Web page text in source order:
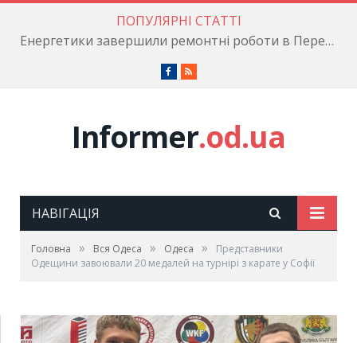
ПОПУЛЯРНІ СТАТТІ
Енергетики завершили ремонтні роботи в Пересипському районі
Facebook
RSS
Informer.od.ua
НАВІГАЦІЯ
Головна » Вся Одеса » Одеса »
Представники
Одещини завоювали 20 медалей на турнірі з карате у Софії